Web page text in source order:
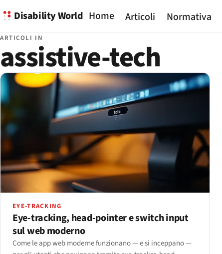
Disability World Home Articoli Normativa
ARTICOLI IN
assistive-tech
EYE-TRACKING
Eye-tracking, head-pointer e switch input
sul web moderno
Come le app web moderne funzionano — e si inceppano —